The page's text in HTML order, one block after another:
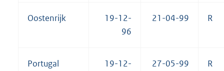
Oostenrijk
19-12-
96
21-04-99 R
Portugal
19-12-
27-05-99 R